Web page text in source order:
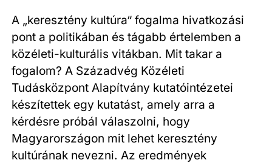
A „keresztény kultúra“ fogalma hivatkozási
pont a politikában és tágabb értelemben a
közéleti-kulturális vitákban. Mit takar a
fogalom? A Századvég Közéleti
Tudásközpont Alapítvány kutatóintézetei
készítettek egy kutatást, amely arra a
kérdésre próbál válaszolni, hogy
Magyarországon mit lehet keresztény
kultúrának nevezni. Az eredmények